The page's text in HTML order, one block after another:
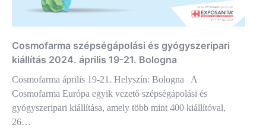
Cosmofarma szépségápolási és gyógyszeripari
kiállítás 2024. április 19-21. Bologna
Cosmofarma április 19-21. Helyszín: Bologna A
Cosmofarma Európa egyik vezető szépségápolási és
gyógyszeripari kiállítása, amely több mint 400 kiállítóval,
26…